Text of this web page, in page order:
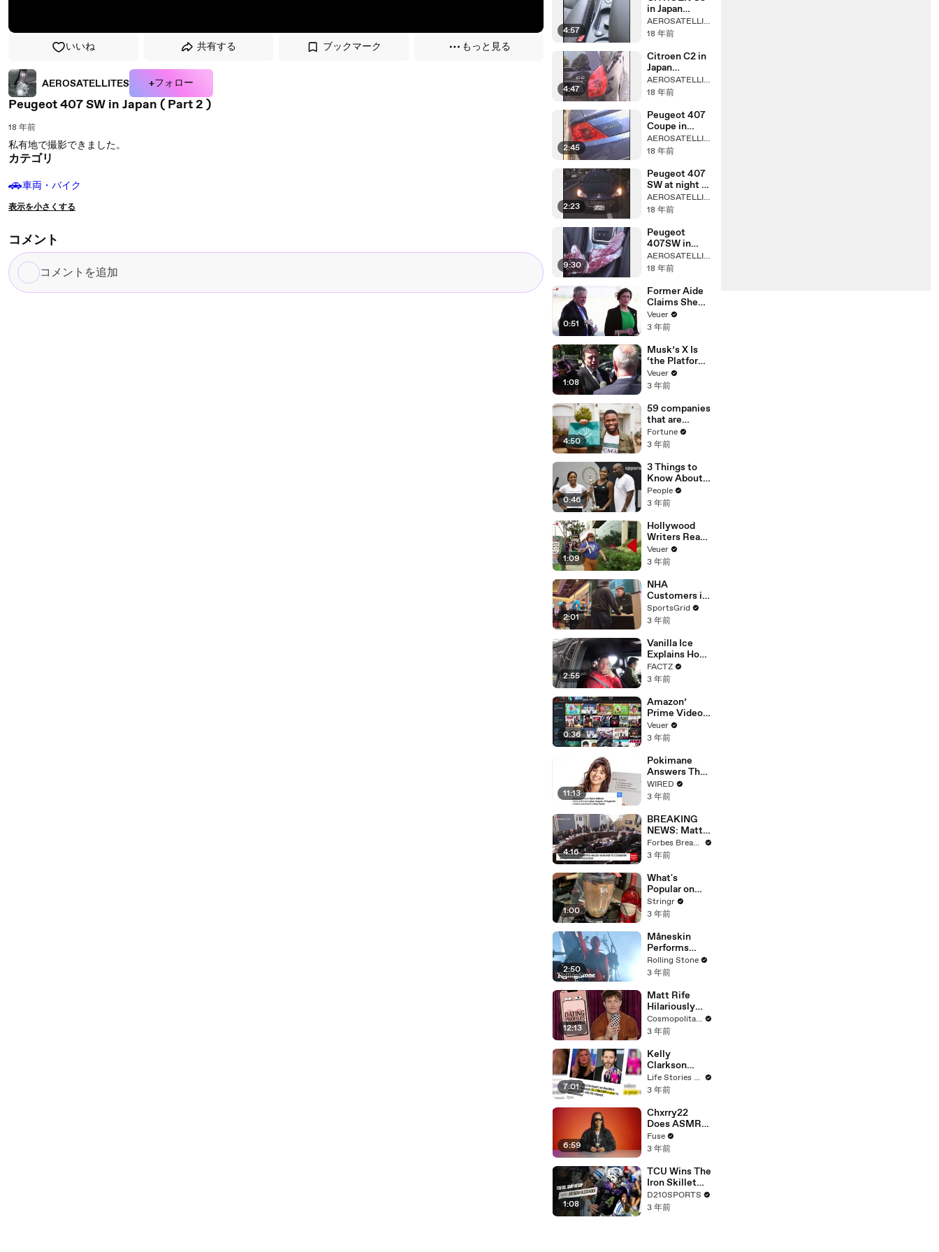
いいね 共有する ブックマーク もっと見る
AEROSATELLITES +フォロー
Peugeot 407 SW in Japan ( Part 2 )
18 年前
私有地で撮影できました。
カテゴリ
🚗車両・バイク
表示を小さくする
コメント
コ
メ
4:57
in Japan
(C6,C4)
AEROSATELLITES
18 年前
4:47
Citroen C2 in
Japan
17.May.2008AEROSATELLITES
18 年前
2:45
Peugeot 407
Coupe in
TOKYO
AEROSATELLITES
18 年前
2:23
Peugeot 407
SW at night (
in Japan )
AEROSATELLITES
18 年前
9:30
Peugeot
407SW in
Japan (Part 1)AEROSATELLITES
18 年前
0:51
Former Aide
Claims She
Was Asked to
Make a ‘Hit
Trump
Veuer
3 年前
1:08
Musk’s X Is
‘the Platform
With the
Largest Ratio
Misinformatio
n or
Disinformatio
n’ Amongst
All Social
Media
Platforms
Veuer
3 年前
4:50
59 companies
that are
changing the
world: From
Chobani
Fortune
3 年前
0:46
3 Things to
Know About
Coco Gauff's
Parents
People
3 年前
1:09
Hollywood
Writers Reach
‘Tentative
Agreement’
After 146 Day
Strike
Veuer
3 年前
2:01
NHA
Customers in
Limbo as
Company
Potential
Merger
SportsGrid
3 年前
2:55
Vanilla Ice
Explains How
the 90’s
Shaped
FACTZ
3 年前
0:36
Amazon’
Prime Video
Will Show
Commercials
Year
Veuer
3 年前
11:13
Pokimane
Answers The
Web's Most
Searched
WIRED
3 年前
4:16
BREAKING
NEWS: Matt
Gaetz Tells
House
'I'm Not Going
To Vote For A
Continuing
Resolution'
Forbes Breaking News
3 年前
1:00
What's
Popular on
Uber Eats?
Stringr
3 年前
2:50
Måneskin
Performs
"HONEY" at
MSG
Rolling Stone
3 年前
12:13
Matt Rife
Hilariously
Roasts Your
Dating
Cosmopolitan
Cosmopolitan USA
3 年前
7:01
Kelly
Clarkson
Fights Back
Against
Blackstock In
Devastating
Divorce
Battle
Life Stories By Goalcast
3 年前
6:59
Chxrry22
Does ASMR
with Matcha,
Talks Using
Escape &
Touring with
The Weeknd
Fuse
3 年前
1:08
TCU Wins The
Iron Skillet
With A 34-17
Win Over
D210SPORTS
3 年前